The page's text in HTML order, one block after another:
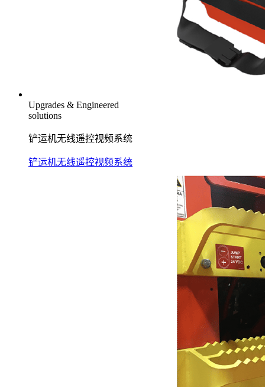
Upgrades & Engineered
solutions
铲运机无线遥控视频系统
铲运机无线遥控视频系统